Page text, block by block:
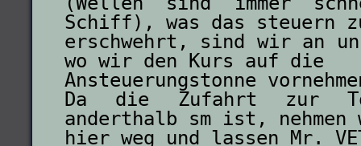
Schiff), was das steuern
erschwehrt, sind wir an
wo wir den Kurs auf die
Ansteuerungstonne
Da die Zufahrt zur
anderthalb sm ist,
hier weg und lassen Mr.